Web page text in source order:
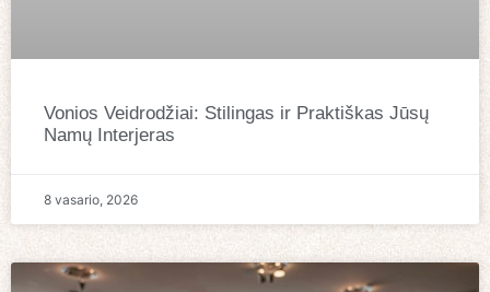
Vonios Veidrodžiai: Stilingas ir Praktiškas Jūsų
Namų Interjeras
8 vasario, 2026